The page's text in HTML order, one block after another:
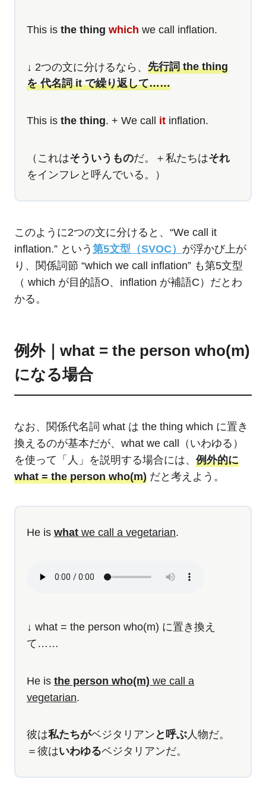
This is the thing which we call inflation.
↓ 2つの文に分けるなら、 先行詞 the thing
を 代名詞 it で繰り返して……
This is the thing. + We call it inflation.
（これはそういうものだ。＋私たちはそれ
をインフレと呼んでいる。）
このように2つの文に分けると、“We call it
inflation.” という 第5文型（SVOC） が浮かび上が
り、関係詞節 “which we call inflation” も第5文型
（ which が目的語O、inflation が補語C）だとわ
かる。
例外｜what = the person who(m)
になる場合
なお、関係代名詞 what は the thing which に置き
換えるのが基本だが、what we call（いわゆる）
を使って「人」を説明する場合には、 例外的に
what = the person who(m)だと考えよう。
He is what we call a vegetarian.
↓ what = the person who(m) に置き換え
て……
He is the person who(m) we call a
vegetarian.
彼は私たちがベジタリアン と呼ぶ人物だ。
＝彼はいわゆるベジタリアンだ。